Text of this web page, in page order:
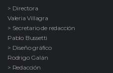
> Directora
Valeria Villagra
> Secretario de redacción
Pablo Bussetti
> Diseño gráfico
Rodrigo Galán
> Redacción